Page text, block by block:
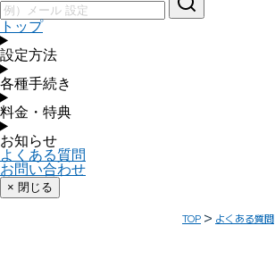
トップ
設定方法
各種手続き
料金・特典
お知らせ
よくある質問
お問い合わせ
× 閉じる
TOP よくある質問